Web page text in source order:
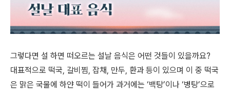
그렇다면 설 하면 떠오르는 설날 음식은 어떤 것들이 있을까요?
대표적으로 떡국, 갈비찜, 잡채, 만두, 환과 등이 있으며 이 중 떡국
은 맑은 국물에 하얀 떡이 들어가 과거에는 ‘백탕’이나 ‘병탕’으로